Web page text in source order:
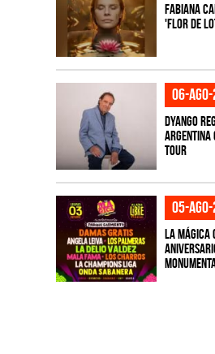
Fabiana
'Flor de
06-
Dyango
Argentina
tour
05-
La